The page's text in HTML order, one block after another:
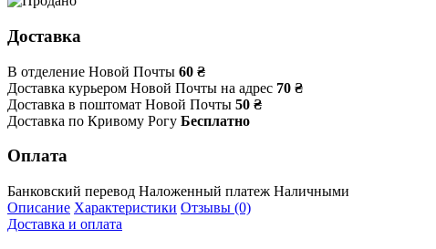
Доставка
В отделение Новой Почты 60 ₴
Доставка курьером Новой Почты на адрес 70 ₴
Доставка в поштомат Новой Почты 50 ₴
Доставка по Кривому Рогу Бесплатно
Оплата
Банковский перевод Наложенный платеж Наличными
Описание Характеристики Отзывы (0)
Доставка и оплата